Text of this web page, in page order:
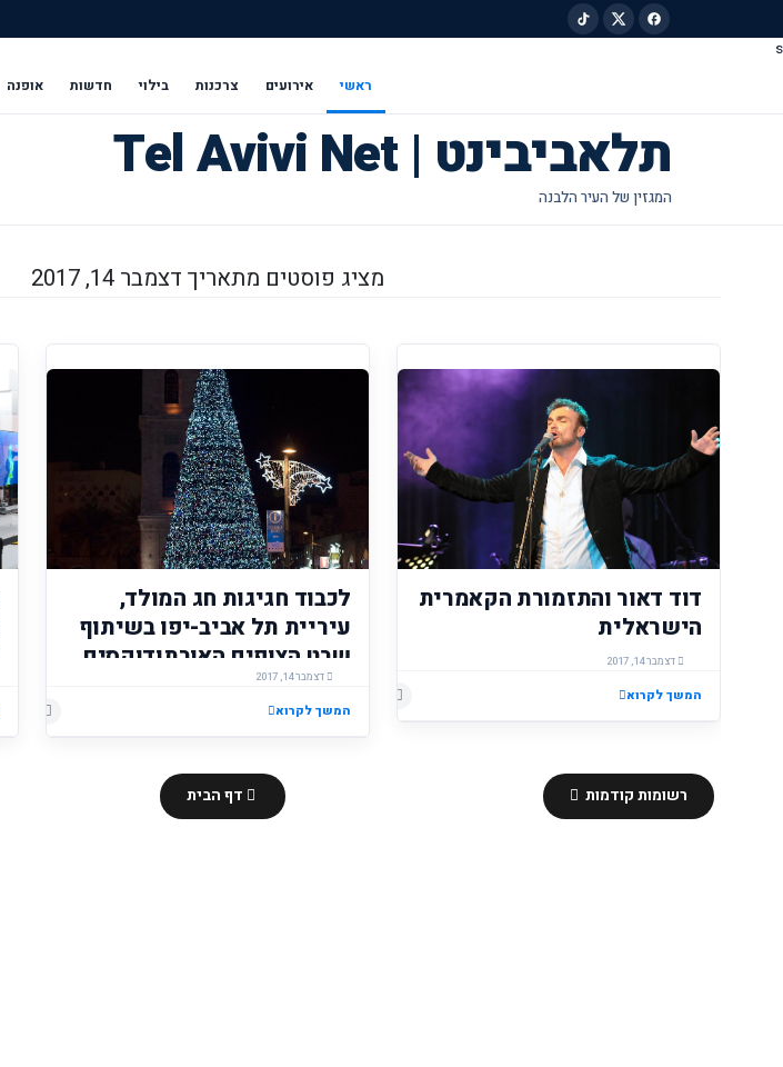
s
ראשי אירועים צרכנות בילוי חדשות אופנה
תלאביבינט | Tel Avivi Net
מציג פוסטים מתאריך דצמבר 14, 2017
דוד דאור והתזמורת הקאמרית
הישראלית
דצמבר 14, 2017
המשך לקרוא
לכבוד חגיגות חג המולד,
עיריית תל אביב-יפו בשיתוף
שבט הצופים האורתודוקסים
מטר, בכיכר השעון ביפו.
דצמבר 14, 2017
המשך לקרוא
רשומות קודמות דף הבית